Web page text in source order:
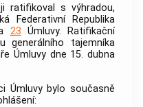
ratifikoval s výhradou,
Federativní Republika
23 Úmluvy. Ratifikační
generálního tajemníka
Úmluvy dne 15. dubna
Úmluvy bylo současně